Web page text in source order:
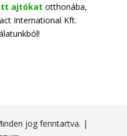
ajtókat otthonába,
International Kft.
jog fenntartva. |